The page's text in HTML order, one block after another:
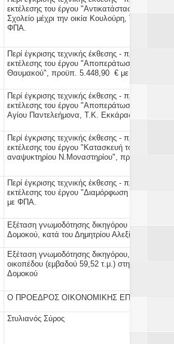
εκτέλεσης του έργου "Αντικατάσταση
Σχολείο μέχρι την οικία Κουλούρη, Τ.Κ. Ν.
ΦΠΑ.
Περί έγκρισης τεχνικής έκθεσης -
εκτέλεσης του έργου "Αποπεράτωση δρόμου
Θαυμακού", προϋπ. 5.448,90 € με ΦΠΑ.
Περί έγκρισης τεχνικής έκθεσης -
εκτέλεσης του έργου "Αποπεράτωση τοιχείου
Αγίου Παντελεήμονα, Τ.Κ. Εκκάρας", προϋπ.
Περί έγκρισης τεχνικής έκθεσης -
εκτέλεσης του έργου "Κατασκευή
αναψυκτηρίου Ν.Μοναστηρίου", προϋπ.
Περί έγκρισης τεχνικής έκθεσης -
εκτέλεσης του έργου "Διαμόρφωση
με ΦΠΑ.
Εξέταση γνωμοδότησης δικηγόρου περί
Δομοκού, κατά του Δημητρίου Αλεξίου
Εξέταση γνωμοδότησης δικηγόρου, ως προς το
οικοπέδου (εμβαδού 59,52 τ.μ.) στη Τ.Κ.
Δομοκού
Ο ΠΡΟΕΔΡΟΣ ΟΙΚΟΝΟΜΙΚΗΣ ΕΠΙΤΡΟΠΗΣ
Στυλιανός Σύρος